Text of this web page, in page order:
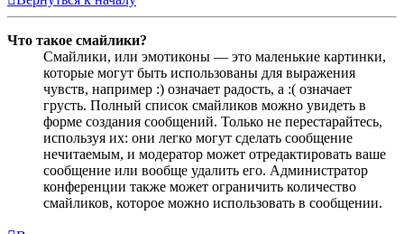
Что такое смайлики?
Смайлики, или эмотиконы — это маленькие картинки,
которые могут быть использованы для выражения
чувств, например :) означает радость, а :( означает
грусть. Полный список смайликов можно увидеть в
форме создания сообщений. Только не перестарайтесь,
используя их: они легко могут сделать сообщение
нечитаемым, и модератор может отредактировать ваше
сообщение или вообще удалить его. Администратор
конференции также может ограничить количество
смайликов, которое можно использовать в сообщении.